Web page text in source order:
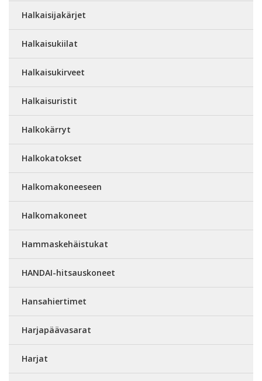
Halkaisijakärjet
Halkaisukiilat
Halkaisukirveet
Halkaisuristit
Halkokärryt
Halkokatokset
Halkomakoneeseen
Halkomakoneet
Hammaskehäistukat
HANDAI-hitsauskoneet
Hansahiertimet
Harjapäävasarat
Harjat